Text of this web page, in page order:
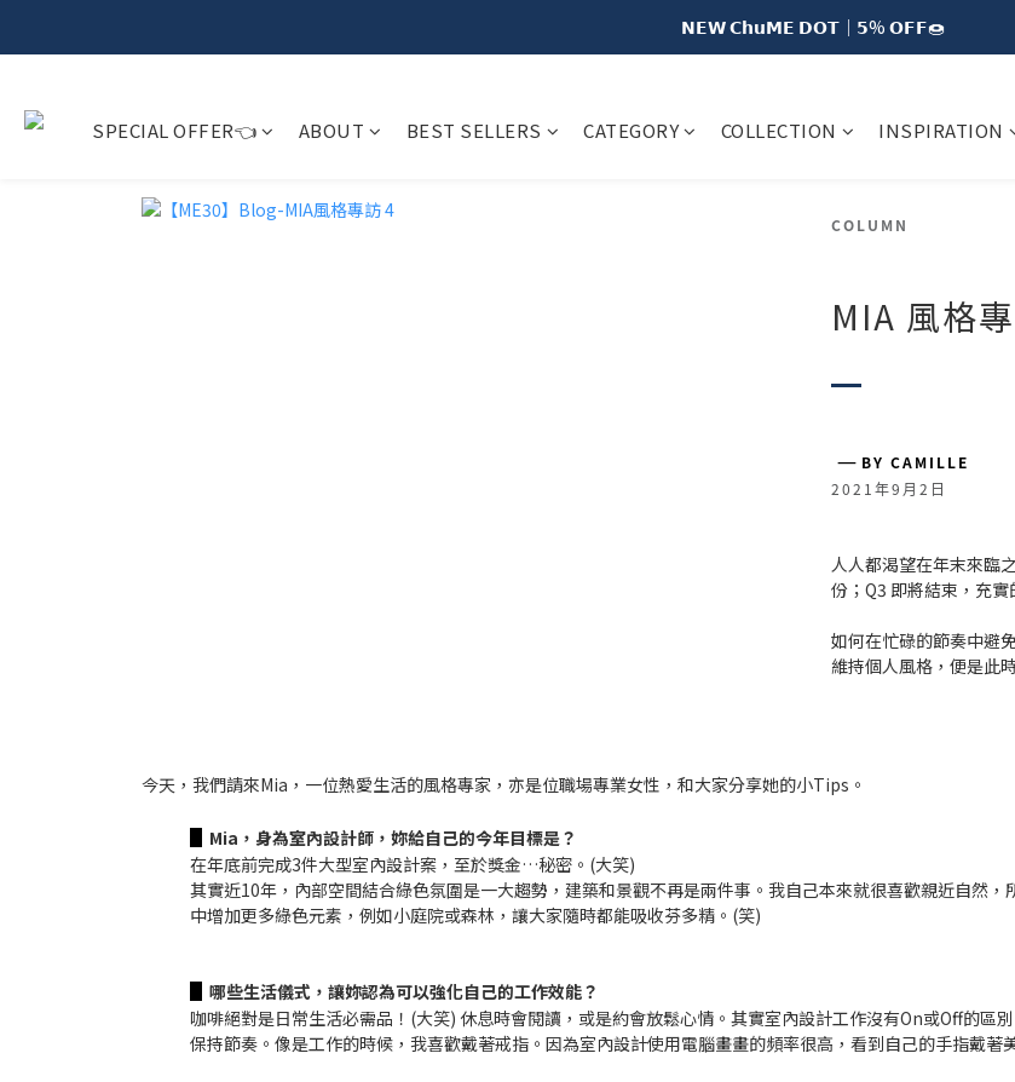
𝗡𝗘𝗪 𝗖𝗵𝘂𝗠𝗘 𝗗𝗢𝗧｜𝟱% 𝗢𝗙𝗙🍩
𝗡𝗘𝗪 𝗖𝗵𝘂𝗠𝗘 𝗗𝗢𝗧｜𝟱% 𝗢𝗙𝗙🍩
𝗙𝗿𝗲𝗲 𝗦𝗵𝗶𝗽𝗽𝗶𝗻𝗴 𝘁𝗼 𝗧𝗮𝗶𝘄𝗮𝗻 𝗼𝗻 𝗘𝘃𝗲𝗿𝘆 𝗢𝗿𝗱𝗲𝗿 𝘄𝗶𝘁𝗵 𝗠𝗘𝟯𝟬
SPECIAL OFFER👈 ABOUT BEST SELLERS CATEGORY COLLECTION INSPIRATION
COLUMN
MIA 風格
― BY CAMILLE
2021年9月2日
人人都渴望在年末來臨
份；Q3 即將結束，充
如何在忙碌的節奏中避
維持個人風格，便是此
今天，我們請來Mia，一位熱愛生活的風格專家，亦是位職場專業女性，和大家分享她的小Tips。
Mia，身為室內設計師，妳給自己的今年目標是？
在年底前完成3件大型室內設計案，至於獎金…秘密。(大笑)
其實近10年，內部空間結合綠色氛圍是一大趨勢，建築和景觀不再是兩件事。我自己本來就很喜歡親近自然
中增加更多綠色元素，例如小庭院或森林，讓大家隨時都能吸收芬多精。(笑)
哪些生活儀式，讓妳認為可以強化自己的工作效能？
咖啡絕對是日常生活必需品！(大笑) 休息時會閱讀，或是約會放鬆心情。其實室內設計工作沒有On或Off的區
保持節奏。像是工作的時候，我喜歡戴著戒指。因為室內設計使用電腦畫畫的頻率很高，看到自己的手指戴